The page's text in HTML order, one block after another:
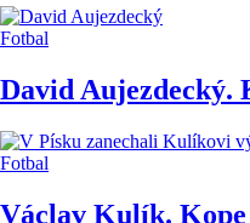
Fotbal
David Aujezdecký.
Fotbal
Václav Kulík.